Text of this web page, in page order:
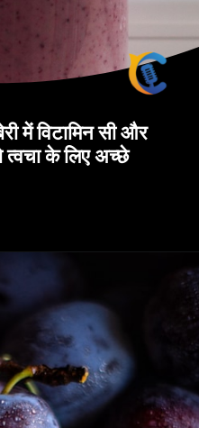
में विटामिन सी और
त्वचा के लिए अच्छे